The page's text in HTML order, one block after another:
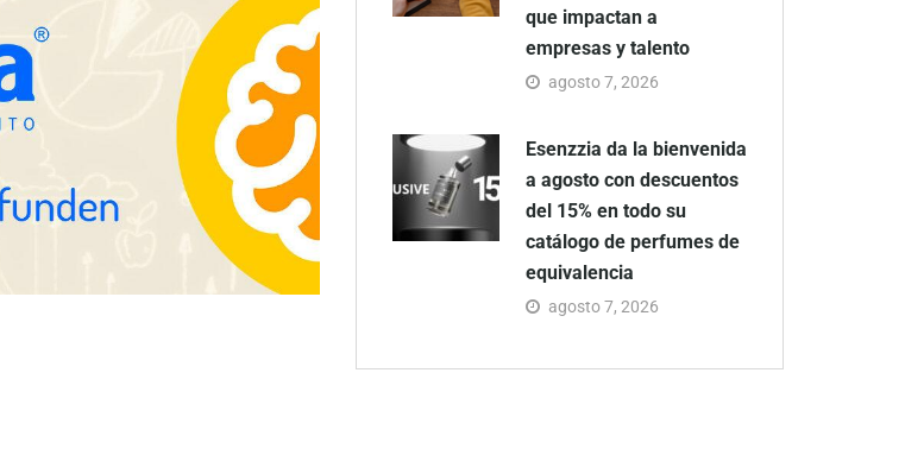
NOVA: innovación y diseño que
transforman espacios de la mano
de Tormo Franquicias
que impactan a
empresas y talento
agosto 7, 2026
Esenzzia da la bienvenida
a agosto con descuentos
del 15% en todo su
catálogo de perfumes de
equivalencia
agosto 7, 2026